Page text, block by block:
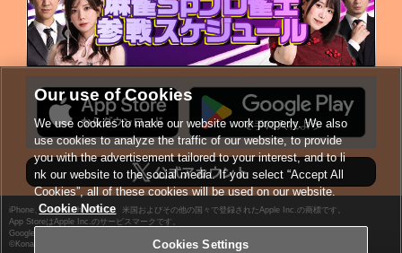
公式アカウント
iPhone、iPod touch、iPadは、米国およびその他の国々で登録されたApple Inc.の商標です。
App StoreはApple Inc.のサービスマークです。
Google Play、Androidは、Google Inc. の商標または登録商標です。
©Konami Digital Entertainment ©Konami Arcade Games
Our use of Cookies
We use cookies to make our website work properly. We also
use cookies to analyze the traffic of our website, to provide
you with the advertisement tailored to your interest, and to li
nk our website to the social media. If you select “Accept All
Cookies”, all of these cookies will be used on our website.
Cookie Notice
Cookies Settings